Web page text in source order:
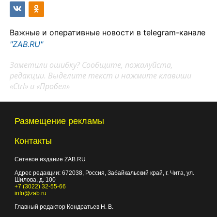
Важные и оперативные новости в telegram-канале
"ZAB.RU"
Заметили ошибку? Сообщите, пожалуйста,
редакции. Выделите текст и нажмите клавиши
«Ctrl» и «Пробел»
Размещение рекламы
Контакты
Сетевое издание ZAB.RU
Адрес редакции: 672038, Россия, Забайкальский край, г. Чита, ул.
Шилова, д. 100
+7 (3022) 32-55-66
info@zab.ru
Главный редактор Кондратьев Н. В.